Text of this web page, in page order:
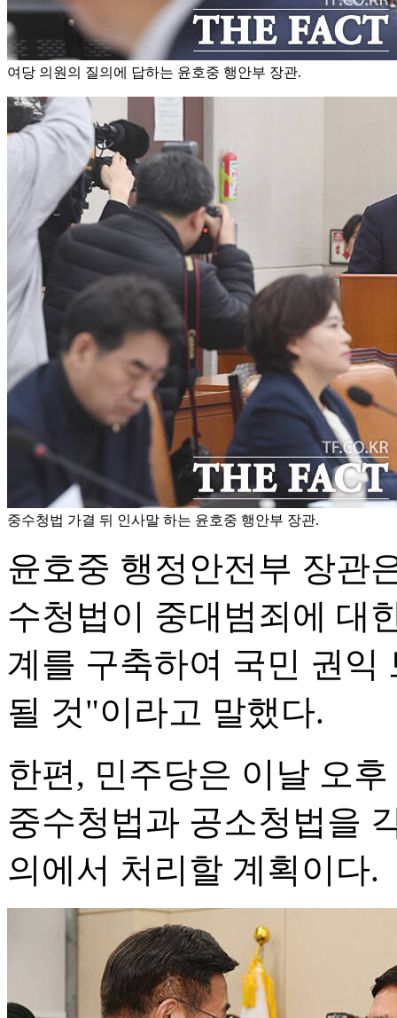
여당 의원의 질의에 답하는 윤호중 행안부 장관.
중수청법 가결 뒤 인사말 하는 윤호중 행안부 장관.
윤호중 행정안전부 장관
수청법이 중대범죄에 대
계를 구축하여 국민 권익
될 것"이라고 말했다.
한편, 민주당은 이날 오
중수청법과 공소청법을
의에서 처리할 계획이다.